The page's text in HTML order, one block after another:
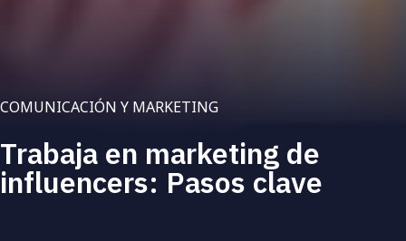
COMUNICACIÓN Y MARKETING
Trabaja en marketing de
influencers: Pasos clave